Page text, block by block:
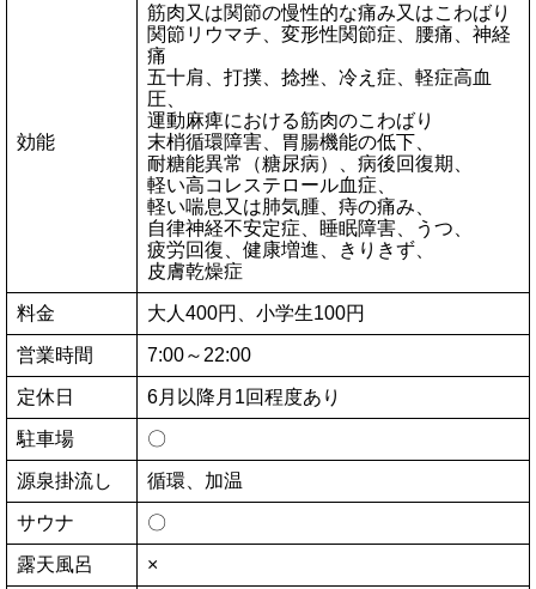
効能
筋肉又は関節の慢性的な痛み又はこわばり
関節リウマチ、変形性関節症、腰痛、神経
痛
五十肩、打撲、捻挫、冷え症、軽症高血
圧、
運動麻痺における筋肉のこわばり
末梢循環障害、胃腸機能の低下、
耐糖能異常（糖尿病）、病後回復期、
軽い高コレステロール血症、
軽い喘息又は肺気腫、痔の痛み、
自律神経不安定症、睡眠障害、うつ、
疲労回復、健康増進、きりきず、
皮膚乾燥症
料金 大人400円、小学生100円
営業時間 7:00～22:00
定休日 6月以降月1回程度あり
駐車場 〇
源泉掛流し 循環、加温
サウナ 〇
露天風呂 ×